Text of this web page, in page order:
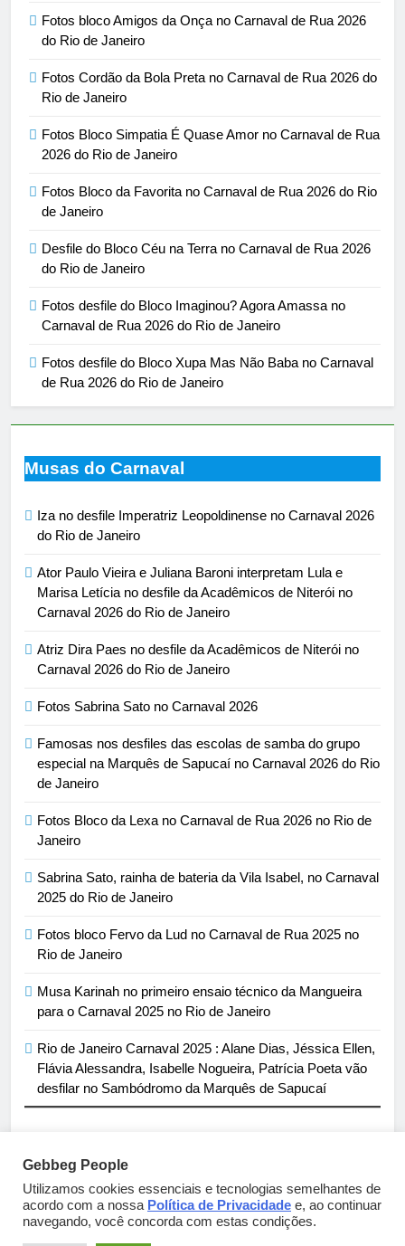
Fotos bloco Amigos da Onça no Carnaval de Rua 2026
do Rio de Janeiro
Fotos Cordão da Bola Preta no Carnaval de Rua 2026 do
Rio de Janeiro
Fotos Bloco Simpatia É Quase Amor no Carnaval de Rua
2026 do Rio de Janeiro
Fotos Bloco da Favorita no Carnaval de Rua 2026 do Rio
de Janeiro
Desfile do Bloco Céu na Terra no Carnaval de Rua 2026
do Rio de Janeiro
Fotos desfile do Bloco Imaginou? Agora Amassa no
Carnaval de Rua 2026 do Rio de Janeiro
Fotos desfile do Bloco Xupa Mas Não Baba no Carnaval
de Rua 2026 do Rio de Janeiro
Musas do Carnaval
Iza no desfile Imperatriz Leopoldinense no Carnaval 2026
do Rio de Janeiro
Ator Paulo Vieira e Juliana Baroni interpretam Lula e
Marisa Letícia no desfile da Acadêmicos de Niterói no
Carnaval 2026 do Rio de Janeiro
Atriz Dira Paes no desfile da Acadêmicos de Niterói no
Carnaval 2026 do Rio de Janeiro
Fotos Sabrina Sato no Carnaval 2026
Famosas nos desfiles das escolas de samba do grupo
especial na Marquês de Sapucaí no Carnaval 2026 do Rio
de Janeiro
Fotos Bloco da Lexa no Carnaval de Rua 2026 no Rio de
Janeiro
Sabrina Sato, rainha de bateria da Vila Isabel, no Carnaval
2025 do Rio de Janeiro
Fotos bloco Fervo da Lud no Carnaval de Rua 2025 no
Rio de Janeiro
Musa Karinah no primeiro ensaio técnico da Mangueira
para o Carnaval 2025 no Rio de Janeiro
Rio de Janeiro Carnaval 2025 : Alane Dias, Jéssica Ellen,
Flávia Alessandra, Isabelle Nogueira, Patrícia Poeta vão
desfilar no Sambódromo da Marquês de Sapucaí
Parcerias e artigos patrocinados através do email
sortimentos@yahoo.com.br
Gebbeg People
Utilizamos cookies essenciais e tecnologias semelhantes de
acordo com a nossa Política de Privacidade e, ao continuar
navegando, você concorda com estas condições.